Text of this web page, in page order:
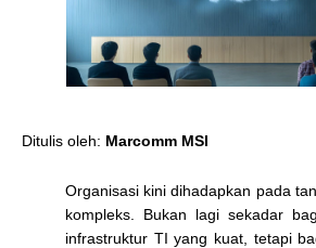
Ditulis oleh: Marcomm MSI
Organisasi kini dihadapkan pada
kompleks. Bukan lagi sekadar
infrastruktur TI yang kuat, tetapi